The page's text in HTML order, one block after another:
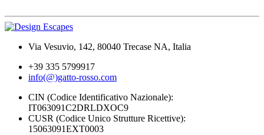
Via Vesuvio, 142, 80040 Trecase NA, Italia
+39 335 5799917
info(@)gatto-rosso.com
CIN (Codice Identificativo Nazionale):
IT063091C2DRLDXOC9
CUSR (Codice Unico Strutture Ricettive):
15063091EXT0003